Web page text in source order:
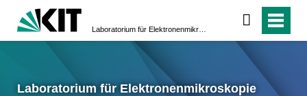
Laboratorium für Elektronenmikroskopie